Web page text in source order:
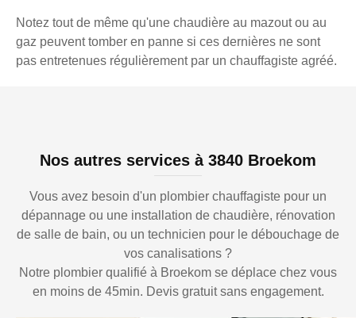
Notez tout de même qu'une chaudière au mazout ou au
gaz peuvent tomber en panne si ces dernières ne sont
pas entretenues régulièrement par un chauffagiste agréé.
Nos autres services à 3840 Broekom
Vous avez besoin d'un plombier chauffagiste pour un
dépannage ou une installation de chaudière, rénovation
de salle de bain, ou un technicien pour le débouchage de
vos canalisations ?
Notre plombier qualifié à Broekom se déplace chez vous
en moins de 45min. Devis gratuit sans engagement.